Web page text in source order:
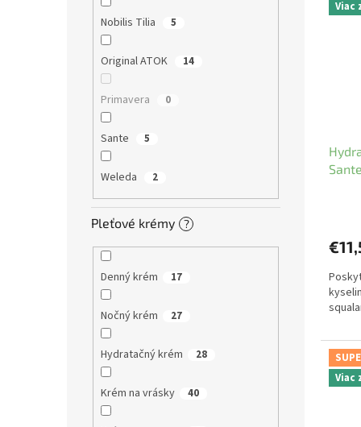
Nobilis Tilia 5
Original ATOK 14
Primavera 0
Sante 5
Weleda 2
Pleťové krémy ?
Denný krém 17
Nočný krém 27
Hydratačný krém 28
Krém na vrásky 40
Viac
Viac